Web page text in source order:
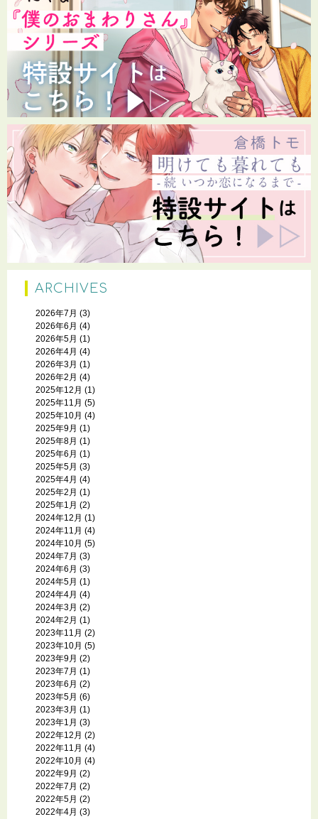
ARCHIVES
2026年7月 (3)
2026年6月 (4)
2026年5月 (1)
2026年4月 (4)
2026年3月 (1)
2026年2月 (4)
2025年12月 (1)
2025年11月 (5)
2025年10月 (4)
2025年9月 (1)
2025年8月 (1)
2025年6月 (1)
2025年5月 (3)
2025年4月 (4)
2025年2月 (1)
2025年1月 (2)
2024年12月 (1)
2024年11月 (4)
2024年10月 (5)
2024年7月 (3)
2024年6月 (3)
2024年5月 (1)
2024年4月 (4)
2024年3月 (2)
2024年2月 (1)
2023年11月 (2)
2023年10月 (5)
2023年9月 (2)
2023年7月 (1)
2023年6月 (2)
2023年5月 (6)
2023年3月 (1)
2023年1月 (3)
2022年12月 (2)
2022年11月 (4)
2022年10月 (4)
2022年9月 (2)
2022年7月 (2)
2022年5月 (2)
2022年4月 (3)